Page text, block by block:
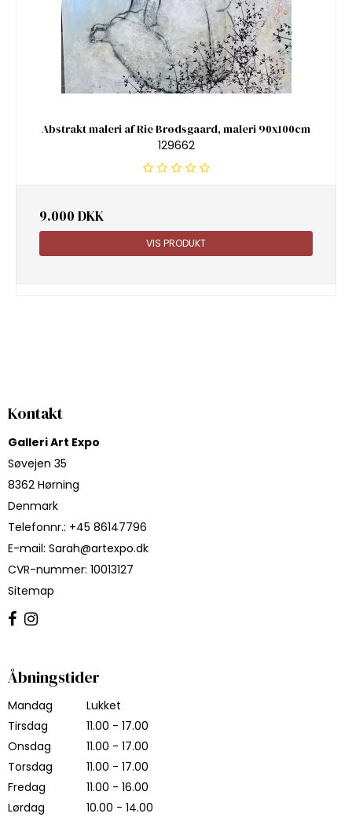
Abstrakt maleri af Rie Brødsgaard, maleri 90x100cm
129662
9.000 DKK
VIS PRODUKT
Kontakt
Galleri Art Expo
Søvejen 35
8362 Hørning
Denmark
Telefonnr.: +45 86147796
E-mail: Sarah@artexpo.dk
CVR-nummer: 10013127
Sitemap
Åbningstider
Mandag
Lukket
Tirsdag
11.00 - 17.00
Onsdag
11.00 - 17.00
Torsdag
11.00 - 17.00
Fredag
11.00 - 16.00
Lørdag
10.00 - 14.00